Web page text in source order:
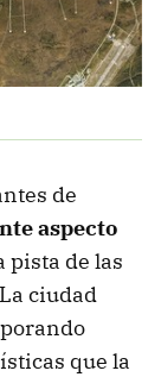
de
aspecto
pista de las
ciudad
que la